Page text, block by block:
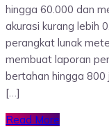
hingga 60.000 dan
akurasi kurang lebih
perangkat lunak
membuat laporan
bertahan hingga 800
[…]
Read More